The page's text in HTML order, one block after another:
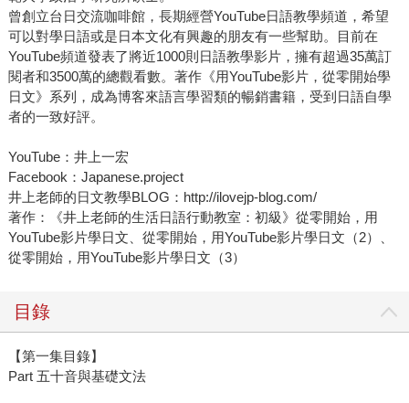
曾創立台日交流咖啡館，長期經營YouTube日語教學頻道，希望
可以對學日語或是日本文化有興趣的朋友有一些幫助。目前在
YouTube頻道發表了將近1000則日語教學影片，擁有超過35萬訂
閱者和3500萬的總觀看數。著作《用YouTube影片，從零開始學
日文》系列，成為博客來語言學習類的暢銷書籍，受到日語自學
者的一致好評。
YouTube：井上一宏
Facebook：Japanese.project
井上老師的日文教學BLOG：http://ilovejp-blog.com/
著作：《井上老師的生活日語行動教室：初級》從零開始，用
YouTube影片學日文、從零開始，用YouTube影片學日文（2）、
從零開始，用YouTube影片學日文（3）
目錄
【第一集目錄】
Part 五十音與基礎文法